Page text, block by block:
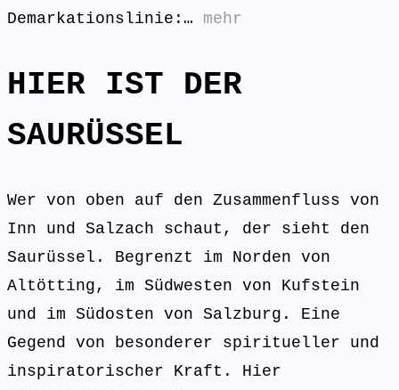
Demarkationslinie:… mehr
HIER IST DER
SAURÜSSEL
Wer von oben auf den Zusammenfluss von
Inn und Salzach schaut, der sieht den
Saurüssel. Begrenzt im Norden von
Altötting, im Südwesten von Kufstein
und im Südosten von Salzburg. Eine
Gegend von besonderer spiritueller und
inspiratorischer Kraft. Hier